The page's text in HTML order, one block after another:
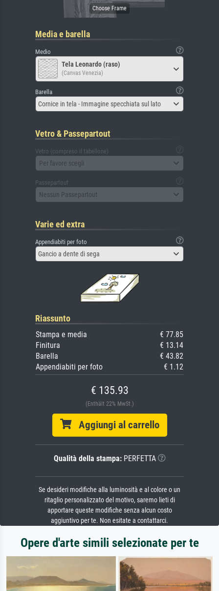
Media e barella
Medio
Tela Leonardo (raso)
(Canvas Venezia)
Barella
Cornice in tela - Immagine specchiata sul lato
Vetro & Passepartout
Vetro (compreso il tabellone)
Per favore scegli
Passepartout
Nessun Passepartout
Varie ed extra
Appendiabiti per foto
Gancio a dente di sega
Riassunto
Stampa e media
€ 77.85
Finitura
€ 13.14
Barella
€ 43.82
Appendiabiti per foto
€ 1.12
€ 135.93
(Enthält 22% MwSt.)
Aggiungi al carrello
Qualità della stampa:PERFETTA
Se desideri modifiche alla luminosità e al colore o un
ritaglio personalizzato del motivo, saremo lieti di
apportare queste modifiche senza alcun costo
aggiuntivo per te. Non esitate a contattarci.
Opere d'arte simili selezionate per te